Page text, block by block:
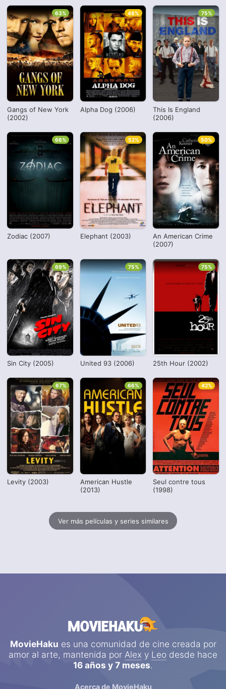
Gangs of New York
(2002)
63%
Alpha Dog (2006)
48%
This Is England
(2006)
75%
Zodiac (2007)
66%
Elephant (2003)
52%
An American Crime
(2007)
50%
Sin City (2005)
69%
United 93 (2006)
75%
25th Hour (2002)
75%
Levity (2003)
67%
American Hustle
(2013)
66%
Seul contre tous
(1998)
42%
Ver más películas y series similares
MovieHaku es una comunidad de cine creada por
amor al arte, mantenida por Alex y Leo desde hace
16 años y 7 meses.
Acerca de MovieHaku